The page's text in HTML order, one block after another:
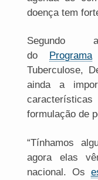
doença tem
Segundo
do
Programa
Tuberculose,
ainda a
formulação de
“Tínhamos
agora elas
nacional. Os